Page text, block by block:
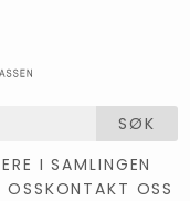
SØK
I SAMLINGEN
OSSKONTAKT OSS